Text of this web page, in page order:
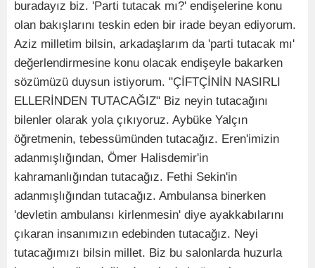
buradayız biz. 'Parti tutacak mı?' endişelerine konu
olan bakışlarını teskin eden bir irade beyan ediyorum.
Aziz milletim bilsin, arkadaşlarım da 'parti tutacak mı'
değerlendirmesine konu olacak endişeyle bakarken
sözümüzü duysun istiyorum. "ÇİFTÇİNİN NASIRLI
ELLERİNDEN TUTACAĞIZ" Biz neyin tutacağını
bilenler olarak yola çıkıyoruz. Aybüke Yalçın
öğretmenin, tebessümünden tutacağız. Eren'imizin
adanmışlığından, Ömer Halisdemir'in
kahramanlığından tutacağız. Fethi Sekin'in
adanmışlığından tutacağız. Ambulansa binerken
'devletin ambulansı kirlenmesin' diye ayakkabılarını
çıkaran insanımızın edebinden tutacağız. Neyi
tutacağımızı bilsin millet. Biz bu salonlarda huzurla